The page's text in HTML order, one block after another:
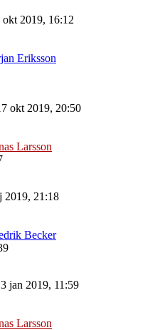
okt 2019, 16:12
Eriksson
okt 2019, 20:50
Larsson
2019, 21:18
Becker
jan 2019, 11:59
Larsson